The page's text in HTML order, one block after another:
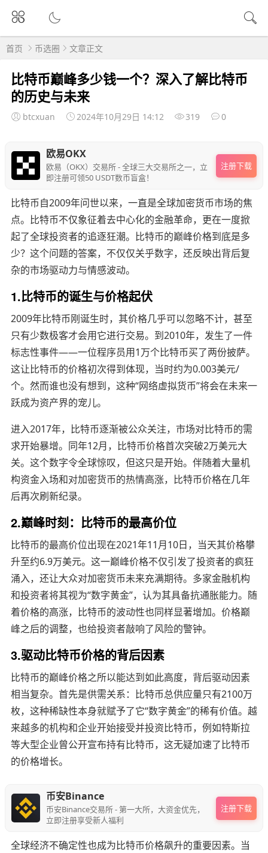
首页 币选圈 文章正文
比特币巅峰多少钱一个？深入了解比特币
的历史与未来
btcxuan 2024年10月29日 14:12 319 0
欧易OKX
欧易（OKX）交易所 - 全球三大交易所之一，立
即注册可领50 USDT数币盲盒！
注册下载
比特币自2009年问世以来，一直是全球加密货币市场的焦
点。比特币不仅象征着去中心化的金融革命，更在一度掀
起了全球投资者的追逐狂潮。比特币的巅峰价格到底是多
少？这个问题的答案，不仅仅关乎数字，还反映出背后复
杂的市场驱动力与情感波动。
1.比特币的诞生与价格起伏
2009年比特币刚诞生时，其价格几乎可以忽略不计，甚至
只有少数极客才会用它进行交易。到2010年，发生了一件
标志性事件——一位程序员用1万个比特币买了两份披萨。
这让比特币的价格初次得到体现，当时约为0.003美元/
个。然而谁也没有想到，这种“网络虚拟货币”将会在未来一
跃成为资产界的宠儿。
进入2017年，比特币逐渐被公众关注，市场对比特币的需
求开始暴增。同年12月，比特币价格首次突破2万美元大
关。这个数字令全球惊叹，但这只是开始。伴随着大量机
构资金入场和对加密货币的热情高涨，比特币价格在几年
后再次刷新纪录。
2.巅峰时刻：比特币的最高价位
比特币的最高价位出现在2021年11月10日，当天其价格攀
升至约6.9万美元。这一巅峰价格不仅引发了投资者的疯狂
涌入，还让大众对加密货币未来充满期待。多家金融机构
和投资者将其视为“数字黄金”，认为其具备抗通胀能力。随
着价格的高涨，比特币的波动性也同样显著增加。价格巅
峰之后的调整，也给投资者敲响了风险的警钟。
3.驱动比特币价格的背后因素
比特币的巅峰价格之所以能达到如此高度，背后驱动因素
相当复杂。首先是供需关系：比特币总供应量只有2100万
枚，这种稀缺性本身就赋予了它“数字黄金”的稀有价值。越
来越多的机构和企业开始接受并投资比特币，例如特斯拉
等大型企业曾公开宣布持有比特币，这无疑加速了比特币
的价格增长。
币安Binance
币安Binance交易所 - 第一大所，大资金优先，
立即注册享受新人福利
注册下载
全球经济不确定性也成为比特币价格飙升的重要因素。当